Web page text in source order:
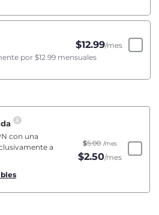
$12.99/mes
por $12.99 mensuales
con una
a
$5.00 /mes
$2.50/mes